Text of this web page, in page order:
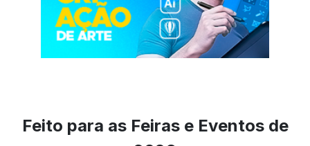
Feito para as Feiras e Eventos de